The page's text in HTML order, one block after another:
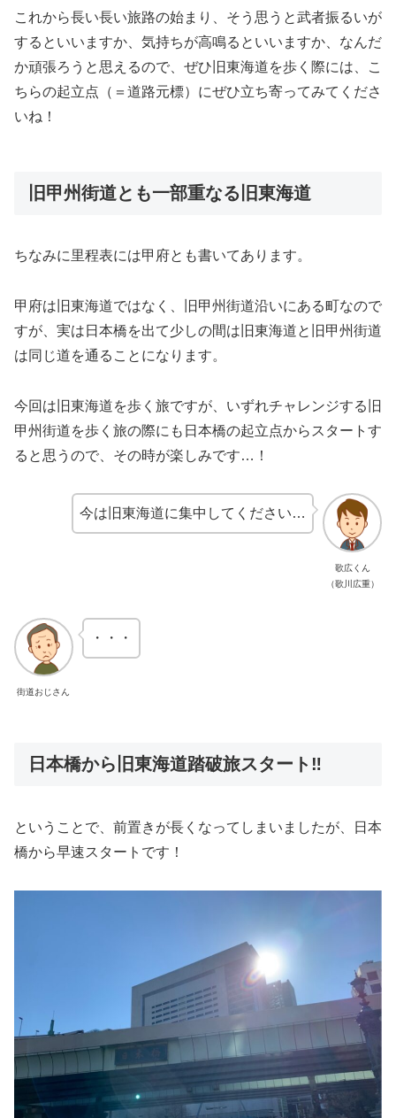
これから長い長い旅路の始まり、そう思うと武者振るいが
するといいますか、気持ちが高鳴るといいますか、なんだ
か頑張ろうと思えるので、ぜひ旧東海道を歩く際には、こ
ちらの起立点（＝道路元標）にぜひ立ち寄ってみてくださ
いね！
旧甲州街道とも一部重なる旧東海道
ちなみに里程表には甲府とも書いてあります。
甲府は旧東海道ではなく、旧甲州街道沿いにある町なので
すが、実は日本橋を出て少しの間は旧東海道と旧甲州街道
は同じ道を通ることになります。
今回は旧東海道を歩く旅ですが、いずれチャレンジする旧
甲州街道を歩く旅の際にも日本橋の起立点からスタートす
ると思うので、その時が楽しみです…！
歌広くん
（歌川広重）
今は旧東海道に集中してください…
街道おじさん
・・・
日本橋から旧東海道踏破旅スタート‼︎
ということで、前置きが長くなってしまいましたが、日本
橋から早速スタートです！